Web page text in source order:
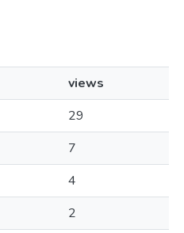
views
29
7
4
2